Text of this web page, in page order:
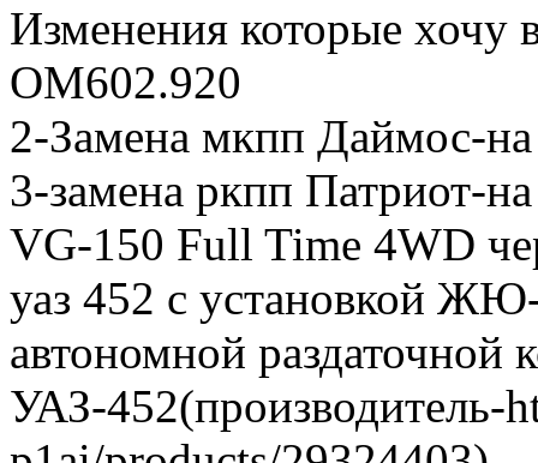
Изменения которые хочу
ОМ602.920
2-Замена мкпп Даймос-
3-замена ркпп Патриот-
VG-150 Full Time 4WD
уаз 452 с установкой
автономной раздаточной
УАЗ-452(производитель-